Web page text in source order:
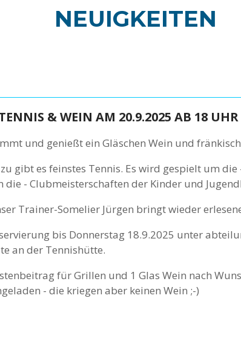
NEUIGKEITEN
& WEIN AM 20.9.2025 AB 18 UHR
und genießt ein Gläschen Wein und
gibt es feinstes Tennis. Es wird gespielt um
die - Clubmeisterschaften der Kinder und
Trainer-Somelier Jürgen bringt wieder
bis Donnerstag 18.9.2025 unter
an der Tennishütte.
für Grillen und 1 Glas Wein nach
- die kriegen aber keinen Wein ;-)